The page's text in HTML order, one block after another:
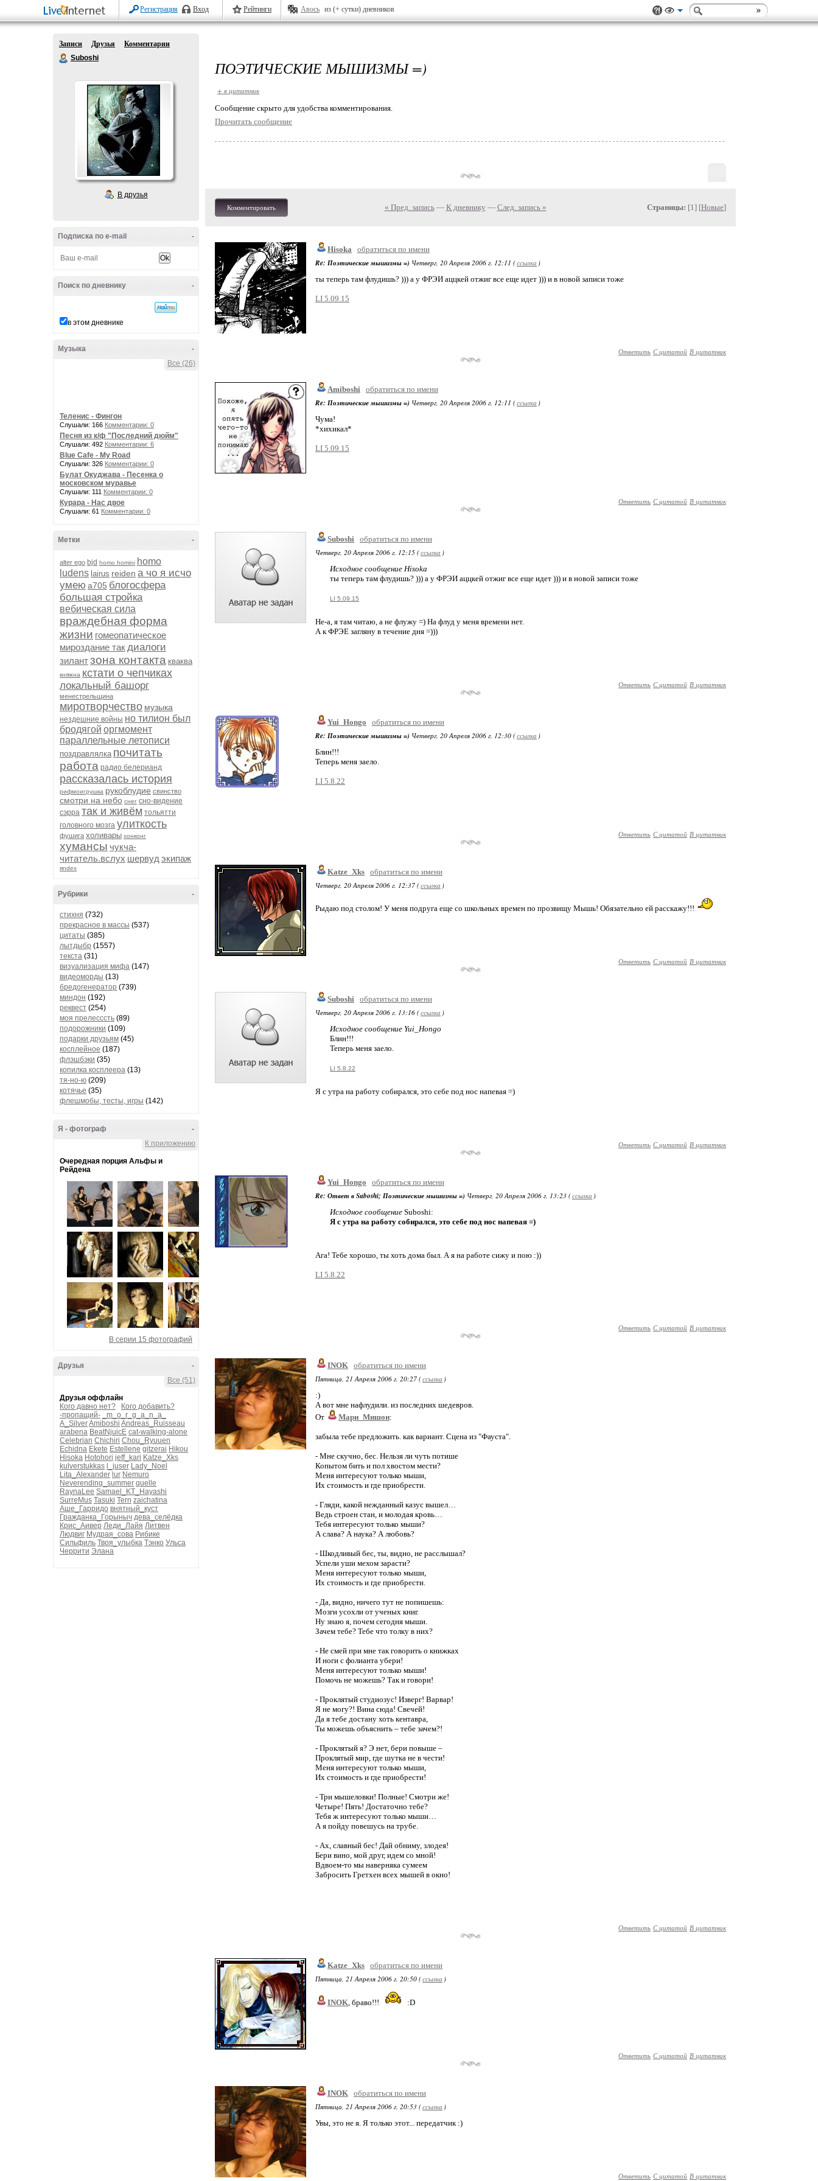
Регистрация Вход Рейтинги Авось из (+ сутки) дневников
Записи Друзья
Комментарии
Suboshi
В друзья
-
Подписка по e-mail
-
Поиск по дневнику
в этом дневнике
-
Музыка
Все (26)
Теленис - Фингон
Слушали: 166 Комментарии: 0
Песня из к/ф "Последний дюйм"
Слушали: 492 Комментарии: 6
Blue Cafe - My Road
Слушали: 326 Комментарии: 0
Булат Окуджава - Песенка о
московском муравье
Слушали: 111 Комментарии: 0
Курара - Нас двое
Слушали: 61 Комментарии: 0
-
Метки
alter ego bjd homo homini homo
ludens lairus reiden а чо я исчо
умею а705 блогосфера
большая стройка
вебическая сила
враждебная форма
жизни гомеопатическое
мироздание такдиалоги
зилантзона контакта кваква
княжна кстати о чепчиках
локальный башорг
менестрельщина
миротворчество музыка
нездешние войны но тилион был
бродягой оргмомент
параллельные летописи
поздравлялка почитать
работа радио белерианд
рассказалась история
рифмоигрушка рукоблудие свинство
смотри на небо снег сно-видение
сэрра так и живём тольятти
головного мозга улиткость
фушига холивары хонконг
хумансы чукча-
читатель.вслух шервуд экипаж
яndex
-
Рубрики
стихня (732)
прекрасное в массы (537)
цитаты (385)
лытдыбр (1557)
текста (31)
визуализация мифа (147)
видеоморды (13)
бредогенератор (739)
миндон (192)
реквест (254)
моя прелесссть (89)
подорожники (109)
подарки друзьям (45)
косплейное (187)
флэшбэки (35)
копилка косплеера (13)
тя-но-ю (209)
котячье (35)
флешмобы, тесты, игры (142)
-
Я - фотограф
К приложению
Очередная порция Альфы и
Рейдена
В серии 15 фотографий
-
Друзья
Все (51)
Друзья оффлайн
Кого давно нет?
Кого добавить?
-пропащий-
_m_o_r_g_a_n_a_
A_SilverAmiboshi Andreas_Ruisseau
arabena BeatNjuicE cat-walking-alone
Celebrian Chichiri Chou_Ryuuen
Echidna Ekete Estellene gitzerai Hikou
Hisoka Hotohori jeff_kari Katze_Xks
kulverstukkas
l_juser Lady_Noel
Lita_Alexander lur Nemuro
Neverending_summer quelle
RaynaLee Samael_KT_Hayashi
SurreMus Tasuki Tern zaichatina
Аше_Гарридо внятный_куст
Гражданка_Горыныч дева_селёдка
Крис_Аивер Леди_Лайя Литвен
Людвиг Мудрая_сова Рибике
Сильфиль Твоя_улыбка Тэнко Ульса
Черрити Элана
ПОЭТИЧЕСКИЕ МЫШИЗМЫ =)
+ в цитатник
Cообщение скрыто для удобства комментирования.
Прочитать сообщение
Комментировать « Пред. запись— К дневнику — След. запись » Страницы: [1] [Новые]
Hisoka обратиться по имени
Re: Поэтические мышизмы =) Четверг, 20 Апреля 2006 г. 12:11 (ссылка )
ты теперь там флудишь? ))) а у ФРЭИ аццкей отжиг все еще идет ))) и в новой записи тоже
LI 5.09.15
Ответить С цитатой В цитатник
Amiboshi обратиться по имени
Re: Поэтические мышизмы =) Четверг, 20 Апреля 2006 г. 12:11 (ссылка )
Чума!
*хихикал*
LI 5.09.15
Ответить С цитатой В цитатник
Suboshi обратиться по имени
Четверг, 20 Апреля 2006 г. 12:15 (ссылка )
Исходное сообщение Hisoka
ты теперь там флудишь? ))) а у ФРЭИ аццкей отжиг все еще идет ))) и в новой записи тоже
LI 5.09.15
Не-а, я там читаю, а не флужу =) На флуд у меня времени нет.
А к ФРЭЕ загляну в течение дня =)))
Ответить С цитатой В цитатник
Yui_Hongo обратиться по имени
Re: Поэтические мышизмы =) Четверг, 20 Апреля 2006 г. 12:30 (ссылка )
Блин!!!
Теперь меня заело.
LI 5.8.22
Ответить С цитатой В цитатник
Katze_Xks обратиться по имени
Четверг, 20 Апреля 2006 г. 12:37 (ссылка )
Рыдаю под столом! У меня подруга еще со школьных времен по прозвищу Мышь! Обязательно ей расскажу!!!
Ответить С цитатой В цитатник
Suboshi обратиться по имени
Четверг, 20 Апреля 2006 г. 13:16 (ссылка )
Исходное сообщение Yui_Hongo
Блин!!!
Теперь меня заело.
LI 5.8.22
Я с утра на работу собирался, это себе под нос напевая =)
Ответить С цитатой В цитатник
Yui_Hongo обратиться по имени
Re: Ответ в Suboshi; Поэтические мышизмы =) Четверг, 20 Апреля 2006 г. 13:23 (ссылка )
Исходное сообщение Suboshi:
Я с утра на работу собирался, это себе под нос напевая =)
Ага! Тебе хорошо, ты хоть дома был. А я на работе сижу и пою :))
LI 5.8.22
Ответить С цитатой В цитатник
INOK обратиться по имени
Пятница, 21 Апреля 2006 г. 20:27 (ссылка )
:)
А вот мне нафлудили. из последних шедевров.
От
Мари_Мишон:
забыла тебе предложить. как вариант. Сцена из "Фауста".
- Мне скучно, бес. Нельзя ли чуть потише
Копытом бить и пол хвостом мести?
Меня интересуют только мыши,
Их стоимость и где приобрести.
- Гляди, какой нежданный казус вышел…
Ведь строен стан, и молодая кровь…
Тебя интересуют только мыши?
А слава? А наука? А любовь?
- Шкодливый бес, ты, видно, не расслышал?
Успели уши мехом зарасти?
Меня интересуют только мыши,
Их стоимость и где приобрести.
- Да, видно, ничего тут не попишешь:
Мозги усохли от ученых книг.
Ну знаю я, почем сегодня мыши.
Зачем тебе? Тебе что толку в них?
- Не смей при мне так говорить о книжках
И ноги с фолианта убери!
Меня интересуют только мыши!
Помочь не можешь? Так и говори!
- Проклятый студиозус! Изверг! Варвар!
Я не могу?! Вина сюда! Свечей!
Да я тебе достану хоть кентавра,
Ты можешь объяснить – тебе зачем?!
- Проклятый я? Э нет, бери повыше –
Проклятый мир, где шутка не в чести!
Меня интересуют только мыши,
Их стоимость и где приобрести!
- Три мышеловки! Полные! Смотри же!
Четыре! Пять! Достаточно тебе?
Тебя ж интересуют только мыши…
А я пойду повешусь на трубе.
- Ах, славный бес! Дай обниму, злодея!
Бери вино, мой друг, идем со мной!
Вдвоем-то мы наверняка сумеем
Забросить Гретхен всех мышей в окно!
Ответить С цитатой В цитатник
Katze_Xks обратиться по имени
Пятница, 21 Апреля 2006 г. 20:50 (ссылка )
INOK, браво!!! :D
Ответить С цитатой В цитатник
INOK обратиться по имени
Пятница, 21 Апреля 2006 г. 20:53 (ссылка )
Увы, это не я. Я только этот... передатчик :)
Ответить С цитатой В цитатник